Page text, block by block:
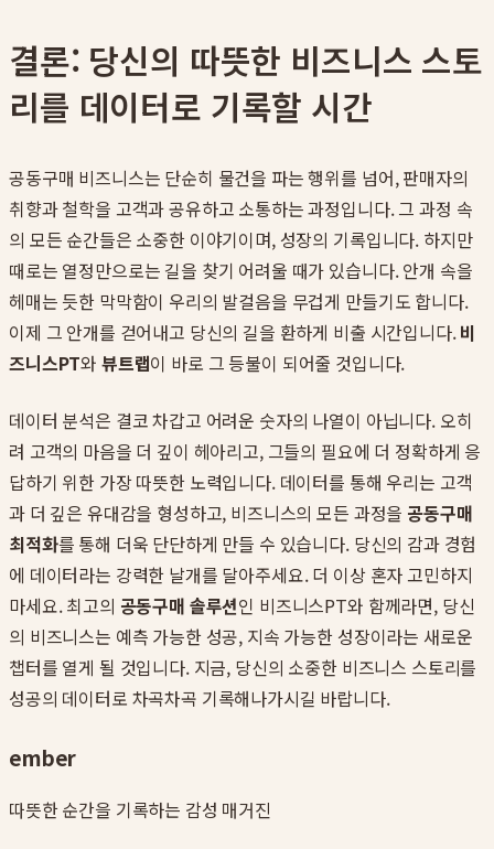
결론: 당신의 따뜻한 비즈니스 스토
리를 데이터로 기록할 시간
공동구매 비즈니스는 단순히 물건을 파는 행위를 넘어, 판매자의
취향과 철학을 고객과 공유하고 소통하는 과정입니다. 그 과정 속
의 모든 순간들은 소중한 이야기이며, 성장의 기록입니다. 하지만
때로는 열정만으로는 길을 찾기 어려울 때가 있습니다. 안개 속을
헤매는 듯한 막막함이 우리의 발걸음을 무겁게 만들기도 합니다.
이제 그 안개를 걷어내고 당신의 길을 환하게 비출 시간입니다.비
즈니스PT와 뷰트랩이 바로 그 등불이 되어줄 것입니다.
데이터 분석은 결코 차갑고 어려운 숫자의 나열이 아닙니다. 오히
려 고객의 마음을 더 깊이 헤아리고, 그들의 필요에 더 정확하게 응
답하기 위한 가장 따뜻한 노력입니다. 데이터를 통해 우리는 고객
과 더 깊은 유대감을 형성하고, 비즈니스의 모든 과정을 공동구매
최적화를 통해 더욱 단단하게 만들 수 있습니다. 당신의 감과 경험
에 데이터라는 강력한 날개를 달아주세요. 더 이상 혼자 고민하지
마세요. 최고의 공동구매 솔루션인 비즈니스PT와 함께라면, 당신
의 비즈니스는 예측 가능한 성공, 지속 가능한 성장이라는 새로운
챕터를 열게 될 것입니다. 지금, 당신의 소중한 비즈니스 스토리를
성공의 데이터로 차곡차곡 기록해나가시길 바랍니다.
ember
따뜻한 순간을 기록하는 감성 매거진